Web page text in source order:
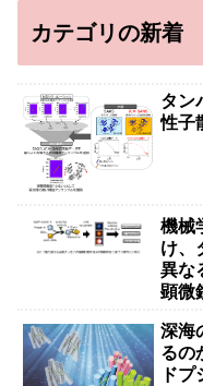
カテゴリの新着
タン
性子
機械
け、
異な
顕微
子の
深海
るの
ド